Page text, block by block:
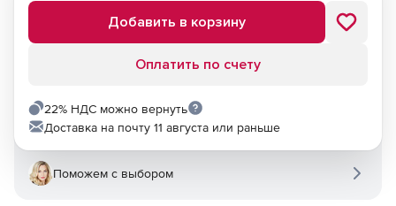
Добавить в корзину
Оплатить по счету
22% НДС можно вернуть
Доставка на почту 11 августа или раньше
Поможем с выбором